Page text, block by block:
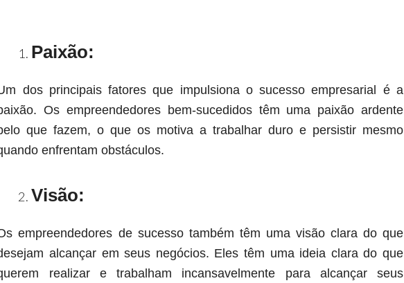
Paixão:
dos principais fatores que impulsiona o sucesso empresarial é a
Os empreendedores bem-sucedidos têm uma paixão ardente
que fazem, o que os motiva a trabalhar duro e persistir mesmo
enfrentam obstáculos.
Visão:
empreendedores de sucesso também têm uma visão clara do que
alcançar em seus negócios. Eles têm uma ideia clara do que
realizar e trabalham incansavelmente para alcançar seus